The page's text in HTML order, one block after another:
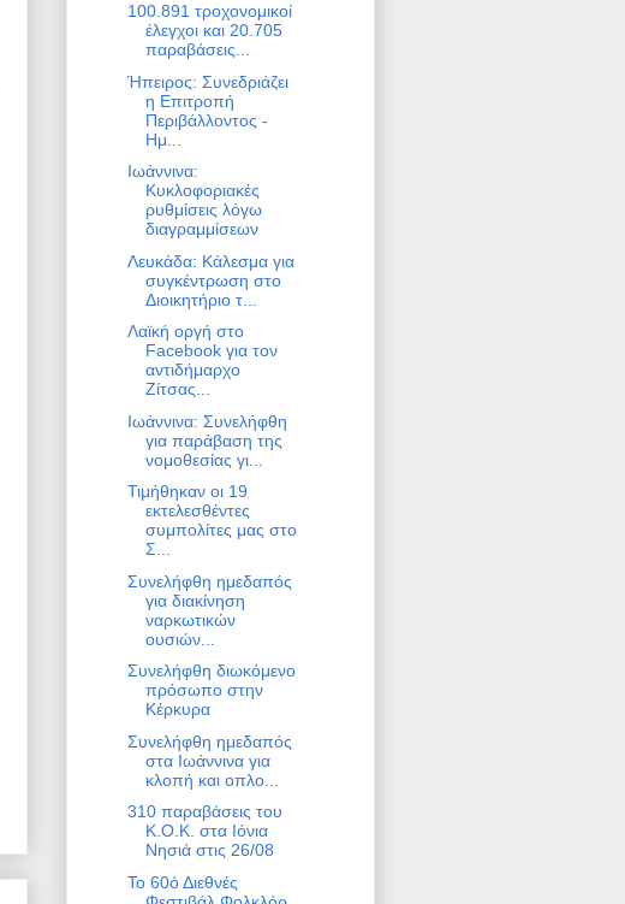
100.891 τροχονομικοί
έλεγχοι και 20.705
παραβάσεις...
Ήπειρος: Συνεδριάζει
η Επιτροπή
Περιβάλλοντος -
Ημ...
Ιωάννινα:
Κυκλοφοριακές
ρυθμίσεις λόγω
διαγραμμίσεων
Λευκάδα: Κάλεσμα για
συγκέντρωση στο
Διοικητήριο τ...
Λαϊκή οργή στο
Facebook για τον
αντιδήμαρχο
Ζίτσας...
Ιωάννινα: Συνελήφθη
για παράβαση της
νομοθεσίας γι...
Τιμήθηκαν οι 19
εκτελεσθέντες
συμπολίτες μας στο
Σ...
Συνελήφθη ημεδαπός
για διακίνηση
ναρκωτικών
ουσιών...
Συνελήφθη διωκόμενο
πρόσωπο στην
Κέρκυρα
Συνελήφθη ημεδαπός
στα Ιωάννινα για
κλοπή και οπλο...
310 παραβάσεις του
Κ.Ο.Κ. στα Ιόνια
Νησιά στις 26/08
Το 60ό Διεθνές